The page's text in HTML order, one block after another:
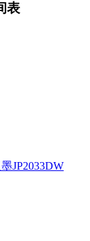
表
JP2033DW